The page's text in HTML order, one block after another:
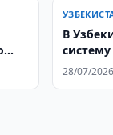
В
28/07/2026